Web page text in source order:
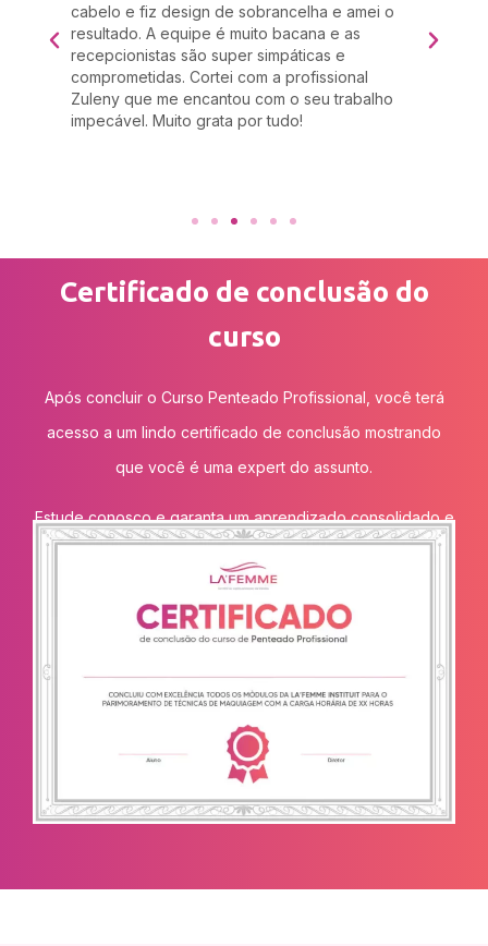
cabelo e fiz design de sobrancelha e amei o
resultado. A equipe é muito bacana e as
recepcionistas são super simpáticas e
comprometidas. Cortei com a profissional
Zuleny que me encantou com o seu trabalho
impecável. Muito grata por tudo!
Certificado de conclusão do
curso
Após concluir o Curso Penteado Profissional, você terá
acesso a um lindo certificado de conclusão mostrando
que você é uma expert do assunto.
Estude conosco e garanta um aprendizado consolidado e